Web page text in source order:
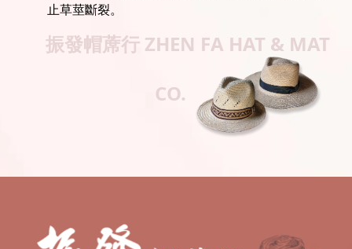
止草莖斷裂。
振發帽蓆行 ZHEN FA HAT & MAT
CO.